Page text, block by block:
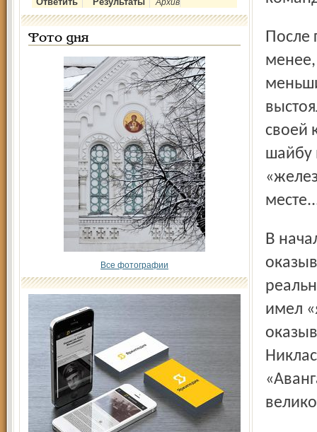
Архив
Фото дня
Все фотографии
После гола «Авангард» имел игровой перевес. Тем не
менее,
своей
шайбу
В начале второй двадцатиминутки ярославцы дважды
имел